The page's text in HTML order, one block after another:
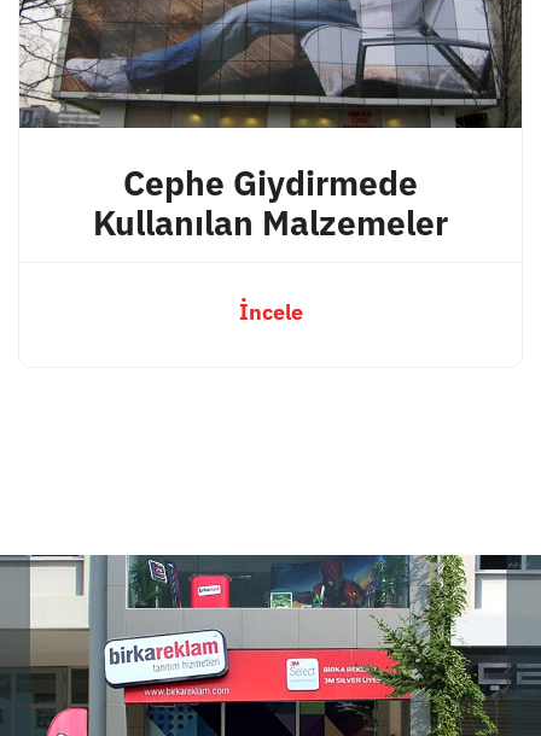
Cephe Giydirmede
Kullanılan Malzemeler
İncele